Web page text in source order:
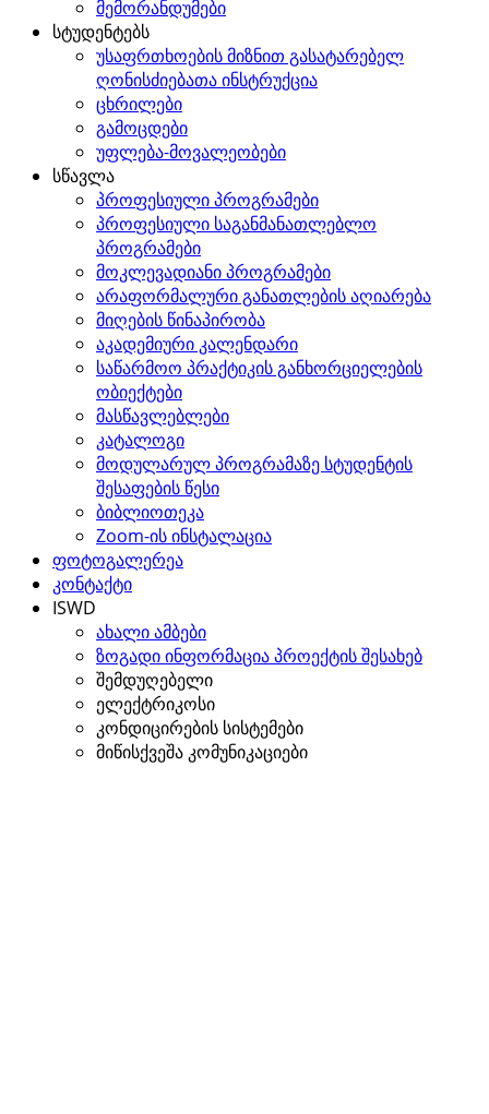
მემორანდუმები
სტუდენტებს
უსაფრთხოების მიზნით გასატარებელ
ღონისძიებათა ინსტრუქცია
ცხრილები
გამოცდები
უფლება-მოვალეობები
სწავლა
პროფესიული პროგრამები
პროფესიული საგანმანათლებლო
პროგრამები
მოკლევადიანი პროგრამები
არაფორმალური განათლების აღიარება
მიღების წინაპირობა
აკადემიური კალენდარი
საწარმოო პრაქტიკის განხორციელების
ობიექტები
მასწავლებლები
კატალოგი
მოდულარულ პროგრამაზე სტუდენტის
შესაფების წესი
ბიბლიოთეკა
Zoom-ის ინსტალაცია
ფოტოგალერეა
კონტაქტი
ISWD
ახალი ამბები
ზოგადი ინფორმაცია პროექტის შესახებ
შემდუღებელი
ელექტრიკოსი
კონდიცირების სისტემები
მიწისქვეშა კომუნიკაციები